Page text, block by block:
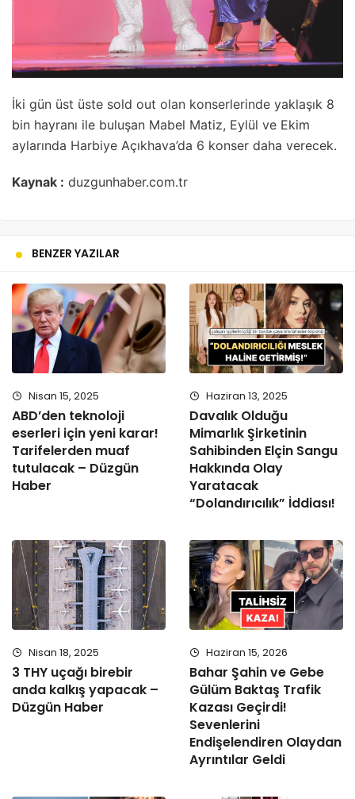
İki gün üst üste sold out olan konserlerinde yaklaşık 8
bin hayranı ile buluşan Mabel Matiz, Eylül ve Ekim
aylarında Harbiye Açıkhava’da 6 konser daha verecek.
Kaynak : duzgunhaber.com.tr
BENZER YAZILAR
Nisan 15, 2025
ABD’den teknoloji
eserleri için yeni karar!
Tarifelerden muaf
tutulacak – Düzgün
Haber
Haziran 13, 2025
Davalık Olduğu
Mimarlık Şirketinin
Sahibinden Elçin Sangu
Hakkında Olay
Yaratacak
“Dolandırıcılık” İddiası!
Nisan 18, 2025
3 THY uçağı birebir
anda kalkış yapacak –
Düzgün Haber
Haziran 15, 2026
Bahar Şahin ve Gebe
Gülüm Baktaş Trafik
Kazası Geçirdi!
Sevenlerini
Endişelendiren Olaydan
Ayrıntılar Geldi